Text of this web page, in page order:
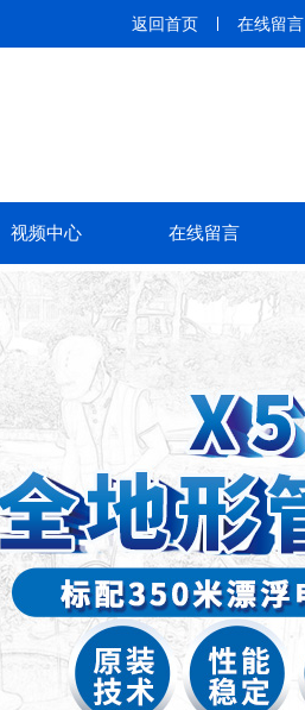
返回首页 在线留言
视频中心 在线留言